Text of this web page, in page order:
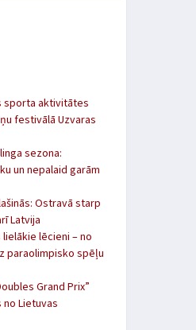
sporta aktivitātes
festivālā Uzvaras
sezona:
un nepalaid garām
Ostravā starp
Latvija
lēcieni – no
paraolimpisko spēļu
Grand Prix”
Lietuvas